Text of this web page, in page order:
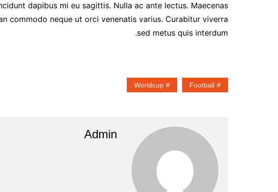
dapibus mi eu sagittis. Nulla ac ante lectus. Maecenas
commodo neque ut orci venenatis varius. Curabitur viverra
sed metus quis interdum.
Football
Worldcup
Admin